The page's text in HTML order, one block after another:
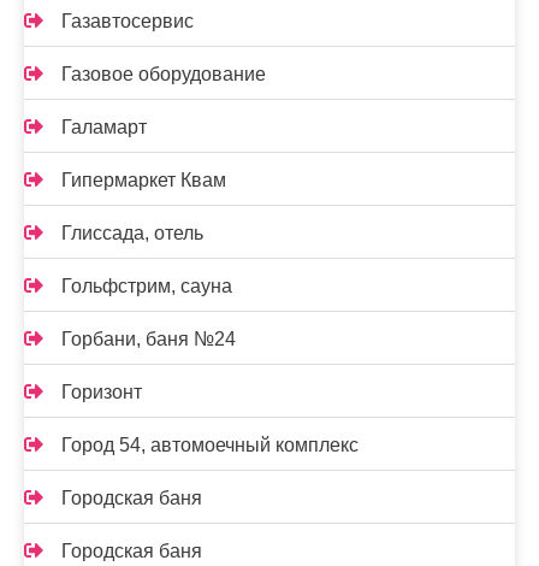
Газавтосервис
Газовое оборудование
Галамарт
Гипермаркет Квам
Глиссада, отель
Гольфстрим, сауна
Горбани, баня №24
Горизонт
Город 54, автомоечный комплекс
Городская баня
Городская баня